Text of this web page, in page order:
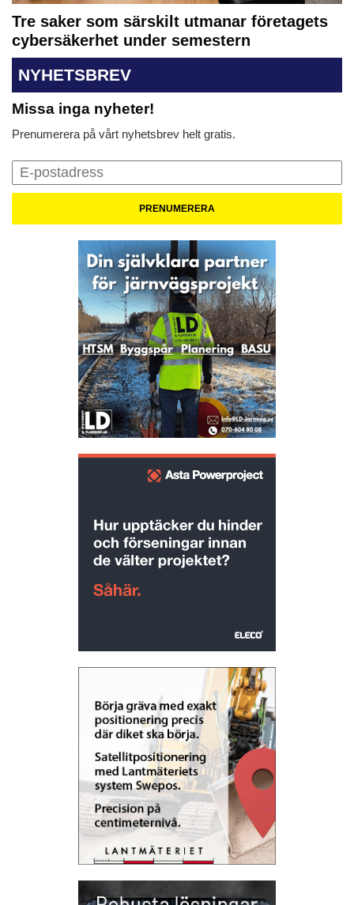
Tre saker som särskilt utmanar företagets
cybersäkerhet under semestern
NYHETSBREV
Missa inga nyheter!
Prenumerera på vårt nyhetsbrev helt gratis.